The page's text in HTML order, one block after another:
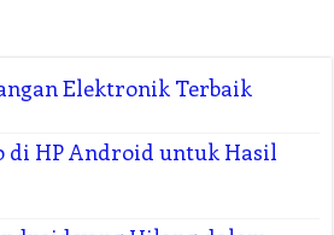
Elektronik Terbaik
di HP Android untuk Hasil